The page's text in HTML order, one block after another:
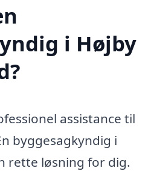
i Højby
assistance til
byggesagkyndig i
rette løsning for dig.